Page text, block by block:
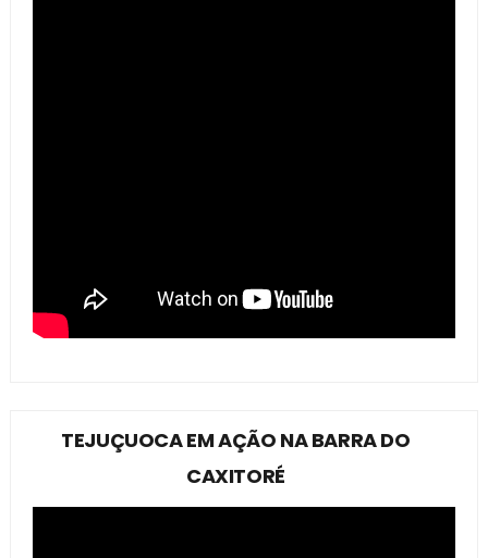
TEJUÇUOCA EM AÇÃO NA BARRA DO
CAXITORÉ